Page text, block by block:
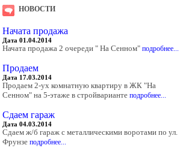
НОВОСТИ
Начата продажа
Дата 01.04.2014
Начата продажа 2 очереди " На Сенном" подробнее...
Продаем
Дата 17.03.2014
Продаем 2-ух комнатную квартиру в ЖК "На
Сенном" на 5-этаже в стройварианте подробнее...
Сдаем гараж
Дата 04.03.2014
Сдаем ж/б гараж с металлическими воротами по ул.
Фрунзе подробнее...